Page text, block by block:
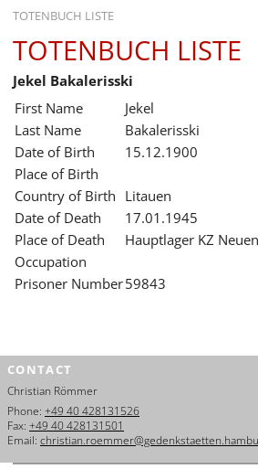
TOTENBUCH LISTE
STARTSEITE
AUSSTELLUNGEN
GESCHICHTE
BILDUNG
FORSCHUNG
SERVICE
Leichte Sprache
Dansk
TOTENBUCH LISTE
Jekel Bakalerisski
First Name
Jekel
Last Name
Bakalerisski
Date of Birth
15.12.1900
Place of Birth
Country of Birth Litauen
Date of Death
17.01.1945
Place of Death
Hauptlager KZ
Occupation
Prisoner Number59843
CONTACT
Christian Römmer
Phone: +49 40 428131526
Fax: +49 40 428131501
Email: